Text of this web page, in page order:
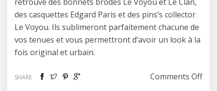
des casquettes Edgard Paris et des pins’s collector
Le Voyou. Ils sublimeront parfaitement chacune de
vos tenues et vous permettront d’avoir un look à la
fois original et urbain.
SHARE Comments Offon